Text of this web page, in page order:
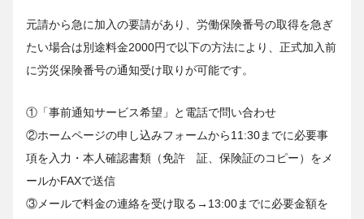
元請から急に加入の要請があり、労働保険番号の取得を急ぎ
たい場合は別途料金2000円で以下の方法により、正式加入前
に労災保険番号の通知受け取りが可能です。
①「事前通知サービス希望」と電話で問い合わせ
②ホームページの申し込みフォームから11:30までに必要事
項を入力・本人確認書類（免許 証、保険証のコピー）をメ
ールかFAXで送信
③メールで料金の連絡を受け取る→13:00までに必要金額を